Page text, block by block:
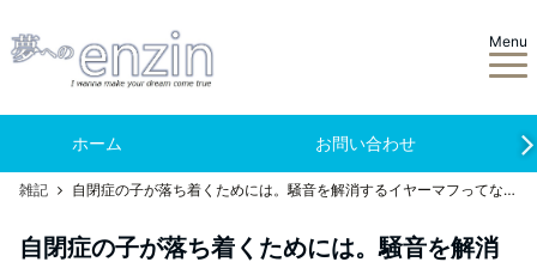
Menu
ホーム お問い合わせ
雑記 自閉症の子が落ち着くためには。騒音を解消するイヤーマフってなに？？
自閉症の子が落ち着くためには。騒音を解消